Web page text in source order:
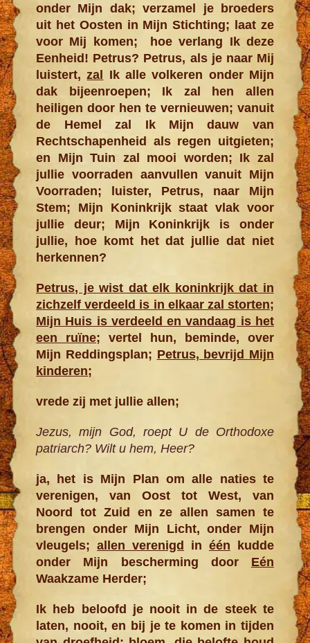
onder Mijn dak; verzamel je broeders
uit het Oosten in Mijn Stichting; laat ze
voor Mij komen; hoe verlang Ik deze
Eenheid! Petrus? Petrus, als je naar Mij
luistert,zal Ik alle volkeren onder Mijn
dak bijeenroepen; Ik zal hen allen
heiligen door hen te vernieuwen; vanuit
de Hemel zal Ik Mijn dauw van
Rechtschapenheid als regen uitgieten;
en Mijn Tuin zal mooi worden; Ik zal
jullie voorra­den aanvullen vanuit Mijn
Voorraden; luister, Petrus, naar Mijn
Stem; Mijn Koninkrijk staat vlak voor
jullie deur; Mijn Koninkrijk is onder
jullie, hoe komt het dat jullie dat niet
herkennen?
Petrus, je wist dat elk koninkrijk dat in
zichzelf verdeeld is in elkaar zal storten;
Mijn Huis is verdeeld en vandaag is het
een ruïne;
vertel hun, beminde, over
Mijn Reddingsplan; Petrus, bevrijd Mijn
kinderen;
vrede zij met jullie allen;
Jezus, mijn God, roept U de Orthodoxe
patriarch? Wilt u hem, Heer?
ja, het is Mijn Plan om alle naties te
verenigen, van Oost tot West, van
Noord tot Zuid en ze allen samen te
brengen onder Mijn Licht, onder Mijn
vleugels;allen verenigd in één kudde
onder Mijn bescherming door Eén
Waakzame Herder;
Ik heb beloofd je nooit in de steek te
laten, nooit, en bij je te komen in tijden